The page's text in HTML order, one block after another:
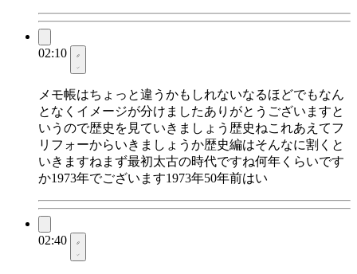
02:10
メモ帳はちょっと違うかもしれないなるほどでもなん
となくイメージが分けましたありがとうございますと
いうので歴史を見ていきましょう歴史ねこれあえてフ
リフォーからいきましょうか歴史編はそんなに割くと
いきますねまず最初太古の時代ですね何年くらいです
か1973年でございます1973年50年前はい
02:40